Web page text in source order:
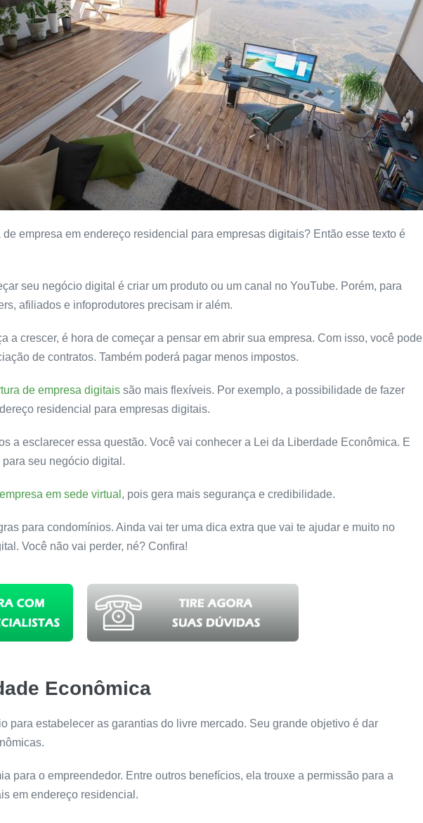
empresa em endereço residencial para empresas digitais? Então esse texto é
seu negócio digital é criar um produto ou um canal no YouTube. Porém, para
afiliados e infoprodutores precisam ir além.
a crescer, é hora de começar a pensar em abrir sua empresa. Com isso, você pode
de contratos. Também poderá pagar menos impostos.
de empresa digitais são mais flexíveis. Por exemplo, a possibilidade de fazer
residencial para empresas digitais.
a esclarecer essa questão. Você vai conhecer a Lei da Liberdade Econômica. E
seu negócio digital.
em sede virtual , pois gera mais segurança e credibilidade.
para condomínios. Ainda vai ter uma dica extra que vai te ajudar e muito no
Você não vai perder, né? Confira!
Econômica
para estabelecer as garantias do livre mercado. Seu grande objetivo é dar
para o empreendedor. Entre outros benefícios, ela trouxe a permissão para a
em endereço residencial.